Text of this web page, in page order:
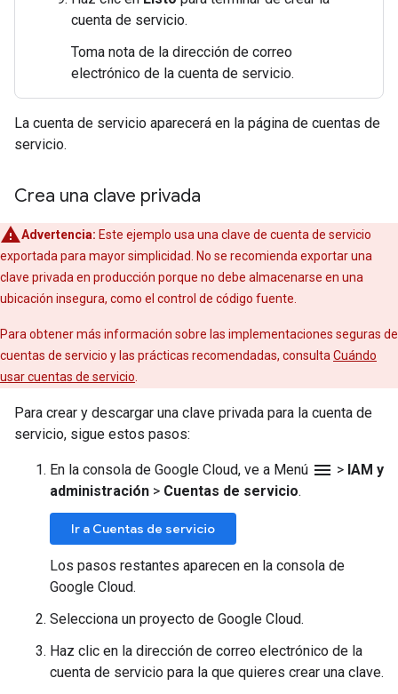
cuenta de servicio.
Toma nota de la dirección de correo
electrónico de la cuenta de servicio.
La cuenta de servicio aparecerá en la página de cuentas de
servicio.
Crea una clave privada
Advertencia: Este ejemplo usa una clave de cuenta de servicio
exportada para mayor simplicidad. No se recomienda exportar una
clave privada en producción porque no debe almacenarse en una
ubicación insegura, como el control de código fuente.
Para obtener más información sobre las implementaciones seguras de
cuentas de servicio y las prácticas recomendadas, consulta Cuándo
usar cuentas de servicio
Para crear y descargar una clave privada para la cuenta de
servicio, sigue estos pasos:
En la consola de Google Cloud, ve a Menú menu > IAM y
administración > Cuentas de servicio.
Ir a Cuentas de servicio
Los pasos restantes aparecen en la consola de
Google Cloud.
Selecciona un proyecto de Google Cloud.
Haz clic en la dirección de correo electrónico de la
cuenta de servicio para la que quieres crear una clave.